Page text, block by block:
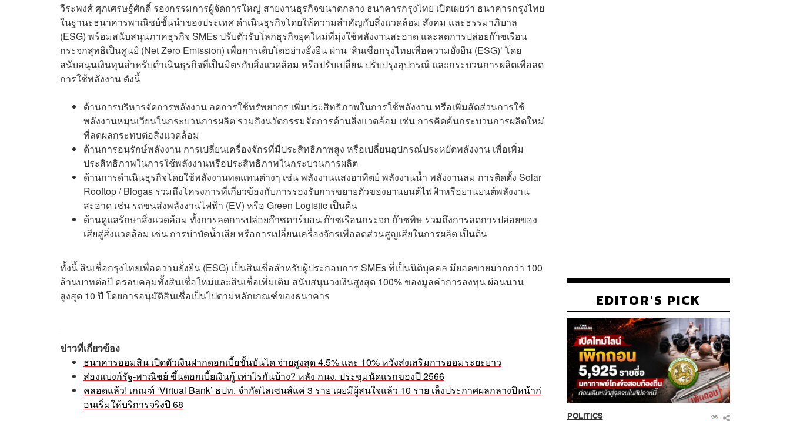
วีระพงศ์ ศุภเศรษฐ์ศักดิ์ รองกรรมการผู้จัดการใหญ่ สายงานธุรกิจขนาดกลาง ธนาคารกรุงไทย เปิดเผยว่า ธนาคารกรุงไทย
ในฐานะธนาคารพาณิชย์ชั้นนำของประเทศ ดำเนินธุรกิจโดยให้ความสำคัญกับสิ่งแวดล้อม สังคม และธรรมาภิบาล
(ESG) พร้อมสนับสนุนภาคธุรกิจ SMEs ปรับตัวรับโลกธุรกิจยุคใหม่ที่มุ่งใช้พลังงานสะอาด และลดการปล่อยก๊าซเรือน
กระจกสุทธิเป็นศูนย์ (Net Zero Emission) เพื่อการเติบโตอย่างยั่งยืน ผ่าน ‘สินเชื่อกรุงไทยเพื่อความยั่งยืน (ESG)’ โดย
สนับสนุนเงินทุนสำหรับดำเนินธุรกิจที่เป็นมิตรกับสิ่งแวดล้อม หรือปรับเปลี่ยน ปรับปรุงอุปกรณ์ และกระบวนการผลิตเพื่อลด
การใช้พลังงาน ดังนี้
ด้านการบริหารจัดการพลังงาน ลดการใช้ทรัพยากร เพิ่มประสิทธิภาพในการใช้พลังงาน หรือเพิ่มสัดส่วนการใช้
พลังงานหมุนเวียนในกระบวนการผลิต รวมถึงนวัตกรรมจัดการด้านสิ่งแวดล้อม เช่น การคิดค้นกระบวนการผลิตใหม่
ที่ลดผลกระทบต่อสิ่งแวดล้อม
ด้านการอนุรักษ์พลังงาน การเปลี่ยนเครื่องจักรที่มีประสิทธิภาพสูง หรือเปลี่ยนอุปกรณ์ประหยัดพลังงาน เพื่อเพิ่ม
ประสิทธิภาพในการใช้พลังงานหรือประสิทธิภาพในกระบวนการผลิต
ด้านการดำเนินธุรกิจโดยใช้พลังงานทดแทนต่างๆ เช่น พลังงานแสงอาทิตย์ พลังงานน้ำ พลังงานลม การติดตั้ง Solar
Rooftop / Biogas รวมถึงโครงการที่เกี่ยวข้องกับการรองรับการขยายตัวของยานยนต์ไฟฟ้าหรือยานยนต์พลังงาน
สะอาด เช่น รถขนส่งพลังงานไฟฟ้า (EV) หรือ Green Logistic เป็นต้น
ด้านดูแลรักษาสิ่งแวดล้อม ทั้งการลดการปล่อยก๊าซคาร์บอน ก๊าซเรือนกระจก ก๊าซพิษ รวมถึงการลดการปล่อยของ
เสียสู่สิ่งแวดล้อม เช่น การบำบัดน้ำเสีย หรือการเปลี่ยนเครื่องจักรเพื่อลดส่วนสูญเสียในการผลิต เป็นต้น
ทั้งนี้ สินเชื่อกรุงไทยเพื่อความยั่งยืน (ESG) เป็นสินเชื่อสำหรับผู้ประกอบการ SMEs ที่เป็นนิติบุคคล มียอดขายมากกว่า 100
ล้านบาทต่อปี ครอบคลุมทั้งสินเชื่อใหม่และสินเชื่อเพิ่มเติม สนับสนุนวงเงินสูงสุด 100% ของมูลค่าการลงทุน ผ่อนนาน
สูงสุด 10 ปี โดยการอนุมัติสินเชื่อเป็นไปตามหลักเกณฑ์ของธนาคาร
ข่าวที่เกี่ยวข้อง
ธนาคารออมสิน เปิดตัวเงินฝากดอกเบี้ยขั้นบันได จ่ายสูงสุด 4.5% และ 10% หวังส่งเสริมการออมระยะยาว
ส่องแบงก์รัฐ-พาณิชย์ ขึ้นดอกเบี้ยเงินกู้ เท่าไรกันบ้าง? หลัง กนง. ประชุมนัดแรกของปี 2566
คลอดแล้ว! เกณฑ์ ‘Virtual Bank’ ธปท. จำกัดไลเซนส์แค่ 3 ราย เผยมีผู้สนใจแล้ว 10 ราย เล็งประกาศผลกลางปีหน้าก่
อนเริ่มให้บริการจริงปี 68
EDITOR'S PICK
POLITICS